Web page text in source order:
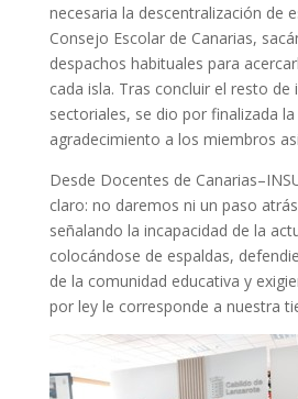
necesaria la descentralización de
Consejo Escolar de Canarias,
despachos habituales para
cada isla. Tras concluir el resto de
sectoriales, se dio por finalizada
agradecimiento a los miembros
Desde Docentes de
claro: no daremos ni un paso
señalando la incapacidad de la
colocándose de espaldas,
de la comunidad educativa y
por ley le corresponde a nuestra